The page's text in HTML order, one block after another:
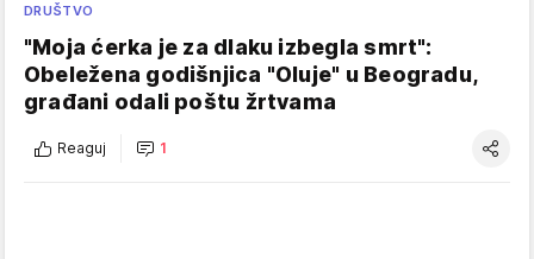
DRUŠTVO
"Moja ćerka je za dlaku izbegla smrt":
Obeležena godišnjica "Oluje" u Beogradu,
građani odali poštu žrtvama
Reaguj 1